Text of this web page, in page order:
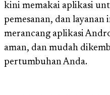
kini memakai aplikasi
pemesanan, dan layanan
merancang aplikasi
aman, dan mudah
pertumbuhan Anda.